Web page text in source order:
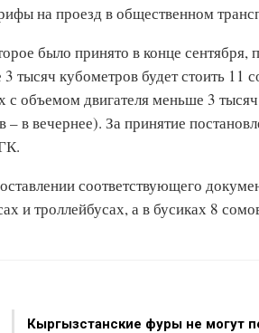
на проезд в общественном
было принято в конце сентября,
тысяч кубометров будет стоить 11
объемом двигателя меньше 3
в вечернее). За принятие
соответствующего
и троллейбусах, а в бусиках 8
Кыргызстанские фуры не могут